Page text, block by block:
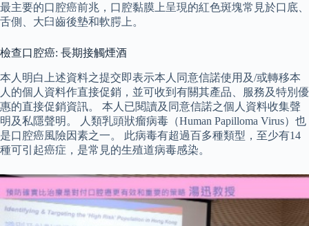
最主要的口腔癌前兆，口腔黏膜上呈現的紅色斑塊常見於口底、
舌側、大臼齒後墊和軟腭上。
檢查口腔癌: 長期接觸煙酒
本人明白上述資料之提交即表示本人同意信諾使用及/或轉移本
人的個人資料作直接促銷，並可收到有關其產品、服務及特別優
惠的直接促銷資訊。 本人已閱讀及同意信諾之個人資料收集聲
明及私隱聲明。 人類乳頭狀瘤病毒（Human Papilloma Virus）也
是口腔癌風險因素之一。 此病毒有超過百多種類型，至少有14
種可引起癌症，是常見的生殖道病毒感染。